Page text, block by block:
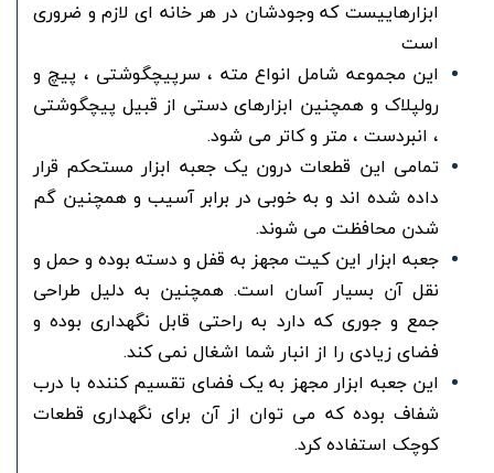
ابزارهاییست که وجودشان در هر خانه ای لازم و ضروری
است
این مجموعه شامل انواع مته ، سرپیچگوشتی ، پیچ و
رولپلاک و همچنین ابزارهای دستی از قبیل پیچگوشتی
، انبردست ، متر و کاتر می شود.
تمامی این قطعات درون یک جعبه ابزار مستحکم قرار
داده شده اند و به خوبی در برابر آسیب و همچنین گم
شدن محافظت می شوند.
جعبه ابزار این کیت مجهز به قفل و دسته بوده و حمل و
نقل آن بسیار آسان است. همچنین به دلیل طراحی
جمع و جوری که دارد به راحتی قابل نگهداری بوده و
فضای زیادی را از انبار شما اشغال نمی کند.
این جعبه ابزار مجهز به یک فضای تقسیم کننده با درب
شفاف بوده که می توان از آن برای نگهداری قطعات
کوچک استفاده کرد.